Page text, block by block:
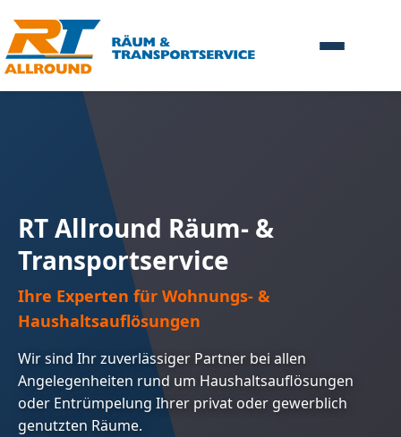
RT Allround Räum- &
Transportservice
Ihre Experten für Wohnungs- &
Haushaltsauflösungen
Wir sind Ihr zuverlässiger Partner bei allen
Angelegenheiten rund um Haushaltsauflösungen
oder Entrümpelung Ihrer privat oder gewerblich
genutzten Räume.